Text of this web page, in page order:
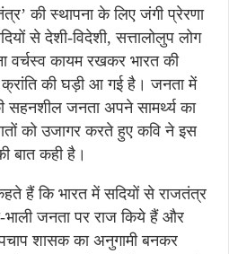
की स्थापना के लिए जंगी प्रेरणा
से देशी-विदेशी, सत्तालोलुप लोग
वर्चस्व कायम रखकर भारत की
की घड़ी आ गई है। जनता में
सहनशील जनता अपने सामर्थ्य का
को उजागर करते हुए कवि ने इस
बात कही है।
हैं कि भारत में सदियों से राजतंत्र
भाली जनता पर राज किये हैं और
शासक का अनुगामी बनकर